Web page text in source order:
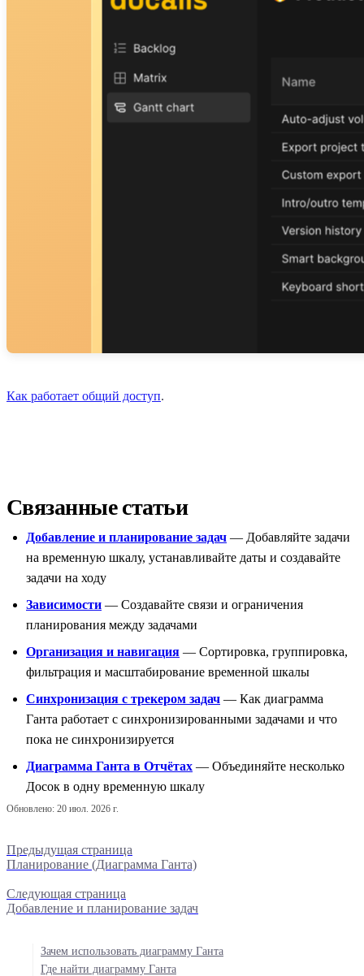
Как работает общий доступ.
Связанные статьи
Добавление и планирование задач — Добавляйте задачи
на временную шкалу, устанавливайте даты и создавайте
задачи на ходу
Зависимости — Создавайте связи и ограничения
планирования между задачами
Организация и навигация — Сортировка, группировка,
фильтрация и масштабирование временной шкалы
Синхронизация с трекером задач — Как диаграмма
Ганта работает с синхронизированными задачами и что
пока не синхронизируется
Диаграмма Ганта в Отчётах — Объединяйте несколько
Досок в одну временную шкалу
Обновлено: 20 июл. 2026 г.
Предыдущая страница
Планирование (Диаграмма Ганта)
Следующая страница
Добавление и планирование задач
Зачем использовать диаграмму Ганта
Где найти диаграмму Ганта